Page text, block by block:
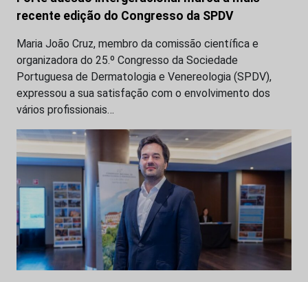
recente edição do Congresso da SPDV
Maria João Cruz, membro da comissão científica e
organizadora do 25.º Congresso da Sociedade
Portuguesa de Dermatologia e Venereologia (SPDV),
expressou a sua satisfação com o envolvimento dos
vários profissionais…